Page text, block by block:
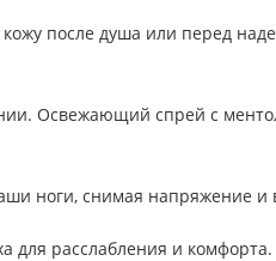
после душа или перед
Освежающий спрей с
ноги, снимая напряжение
для расслабления и комфорта.